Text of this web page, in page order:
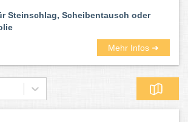
Steinschlag, Scheibentausch oder
Mehr Infos ➜